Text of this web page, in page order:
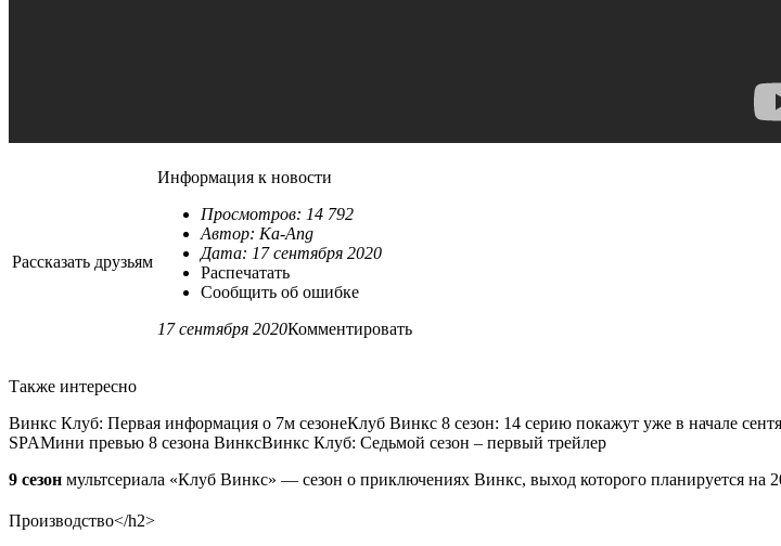
Рассказать друзьям
Информация к новости
Просмотров: 14 792
Автор: Ka-Ang
Дата: 17 сентября 2020
Распечатать
Сообщить об ошибке
17 сентября 2020Комментировать
Также интересно
Винкс Клуб: Первая информация о 7м сезонеКлуб Винкс 8 сезон: 14 серию покажут уже в начале
SPAМини превью 8 сезона ВинксВинкс Клуб: Седьмой сезон – первый трейлер
9 сезон мультсериала «Клуб Винкс» — сезон о приключениях Винкс, выход которого планируется на
Производство</h2>